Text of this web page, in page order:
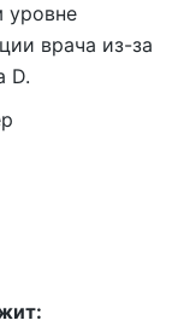
уровне
врача из-за
D.